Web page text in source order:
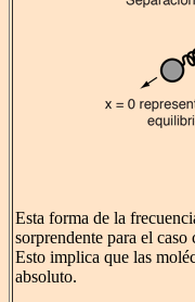
Esta forma de la
sorprendente para el
Esto implica que las
absoluto.